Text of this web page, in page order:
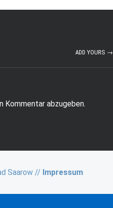
ADD YOURS →
Kommentar abzugeben.
Saarow // Impressum